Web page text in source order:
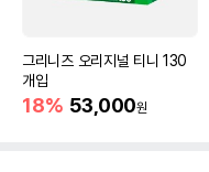
그리니즈 오리지널 티니 130
개입
18% 53,000원